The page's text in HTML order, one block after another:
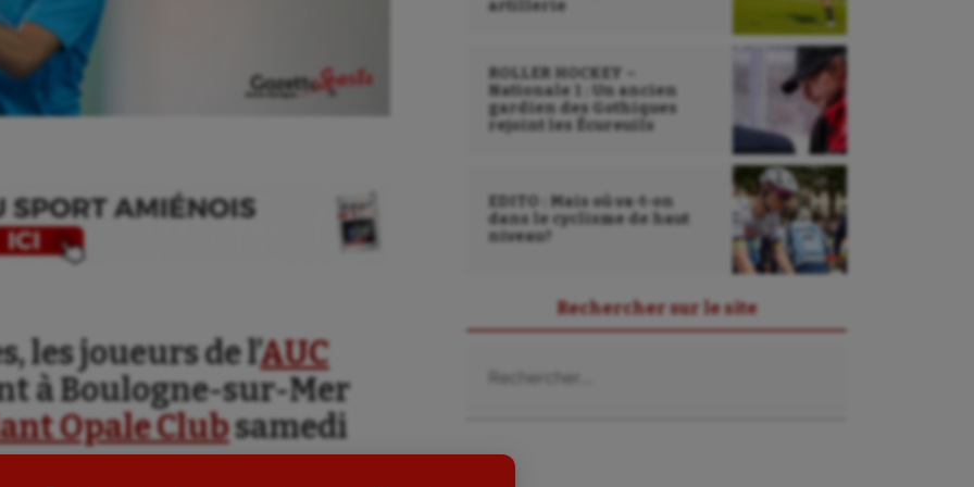
Korfbal
Longue paume
Moto
Sauvetage sportif
Sport adapté
les joueurs de l’AUC
à Boulogne-sur-Mer
Opale Clubsamedi
artillerie
ROLLER HOCKEY –
Nationale 1 : Un ancien
gardien des Gothiques
rejoint les Écureuils
EDITO : Mais où va-t-on
dans le cyclisme de haut
niveau?
Rechercher sur le site